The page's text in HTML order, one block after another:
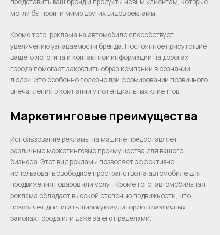
могли бы пройти мимо других видов рекламы.
Кроме того, реклама на автомобиле способствует
увеличению узнаваемости бренда. Постоянное присутствие
вашего логотипа и контактной информации на дорогах
города помогает закрепить образ компании в сознании
людей. Это особенно полезно при формировании первичного
впечатления о компании у потенциальных клиентов.
Маркетинговые преимущества
Использование рекламы на машине предоставляет
различные маркетинговые преимущества для вашего
бизнеса. Этот вид рекламы позволяет эффективно
использовать свободное пространство на автомобиле для
продвижения товаров или услуг. Кроме того, автомобильная
реклама обладает высокой степенью подвижности, что
позволяет достигать широкую аудиторию в различных
районах города или даже за его пределами.